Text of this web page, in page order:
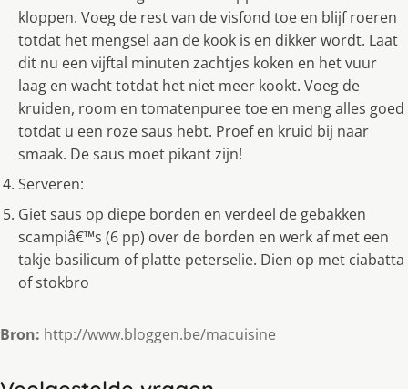
kloppen. Voeg de rest van de visfond toe en blijf roeren
totdat het mengsel aan de kook is en dikker wordt. Laat
dit nu een vijftal minuten zachtjes koken en het vuur
laag en wacht totdat het niet meer kookt. Voeg de
kruiden, room en tomatenpuree toe en meng alles goed
totdat u een roze saus hebt. Proef en kruid bij naar
smaak. De saus moet pikant zijn!
Serveren:
Giet saus op diepe borden en verdeel de gebakken
scampiâ€™s (6 pp) over de borden en werk af met een
takje basilicum of platte peterselie. Dien op met ciabatta
of stokbro
Bron: http://www.bloggen.be/macuisine